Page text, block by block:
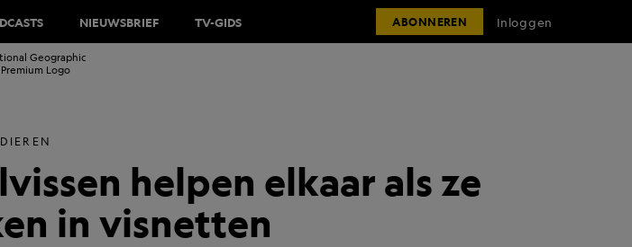
NIEUWSBRIEF TV-GIDS ABONNEREN Inloggen
DIEREN
helpen elkaar als ze
in visnetten